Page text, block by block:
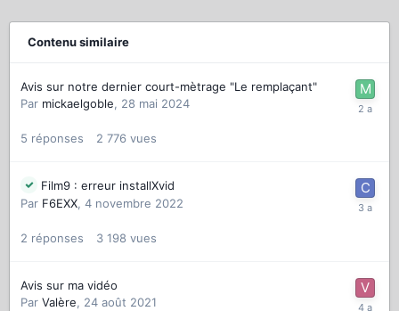
Contenu similaire
Avis sur notre dernier court-mètrage "Le remplaçant"
Par mickaelgoble, 28 mai 2024
5 réponses 2 776 vues
Film9 : erreur installXvid
Par F6EXX, 4 novembre 2022
2 réponses 3 198 vues
Avis sur ma vidéo
Par Valère, 24 août 2021